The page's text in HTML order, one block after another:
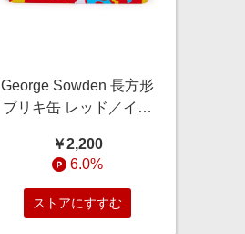
George Sowden 長方形
ブリキ缶 レッド／イエ
Sowden, 2022//ブリキ
￥2,200
6.0%
ストアにすすむ